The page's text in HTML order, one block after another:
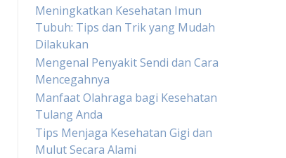
Meningkatkan Kesehatan Imun
Tubuh: Tips dan Trik yang Mudah
Dilakukan
Mengenal Penyakit Sendi dan Cara
Mencegahnya
Manfaat Olahraga bagi Kesehatan
Tulang Anda
Tips Menjaga Kesehatan Gigi dan
Mulut Secara Alami